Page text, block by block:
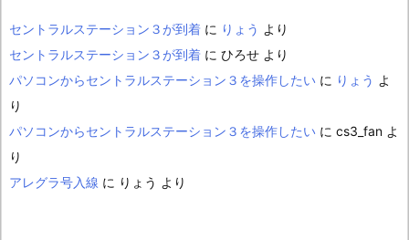
セントラルステーション３が到着 に りょう より
セントラルステーション３が到着 に ひろせ より
パソコンからセントラルステーション３を操作したい に りょう よ
り
パソコンからセントラルステーション３を操作したい に cs3_fan よ
り
アレグラ号入線 に りょう より